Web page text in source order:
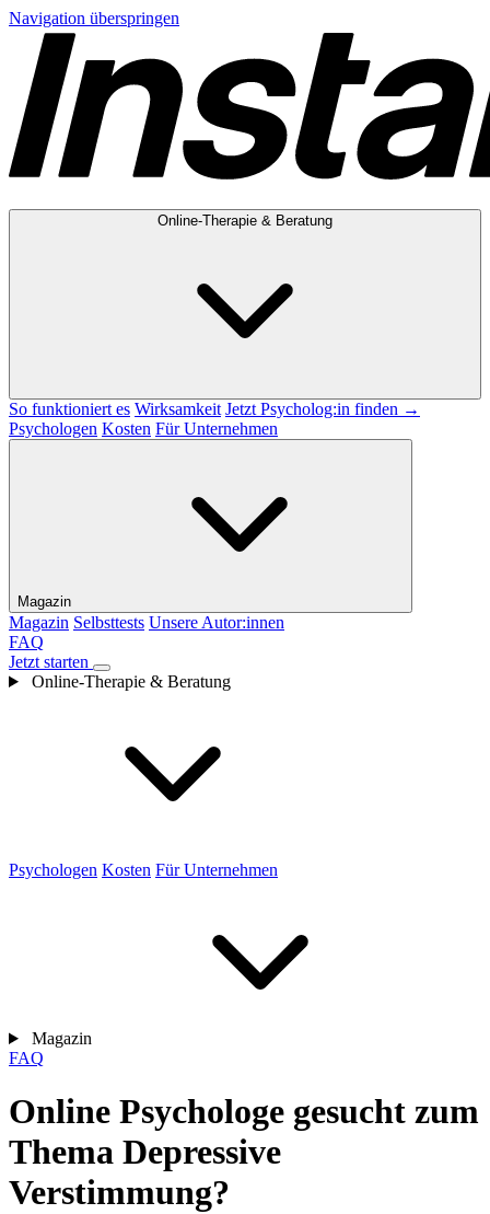
Navigation überspringen
Online-Therapie & Beratung
So funktioniert es Wirksamkeit Jetzt Psycholog:in finden →
Psychologen Kosten Für Unternehmen
Magazin
Magazin Selbsttests Unsere Autor:innen
FAQ
Jetzt starten
Online-Therapie & Beratung
Psychologen Kosten Für Unternehmen
Magazin
FAQ
Online Psychologe gesucht zum
Thema Depressive
Verstimmung?